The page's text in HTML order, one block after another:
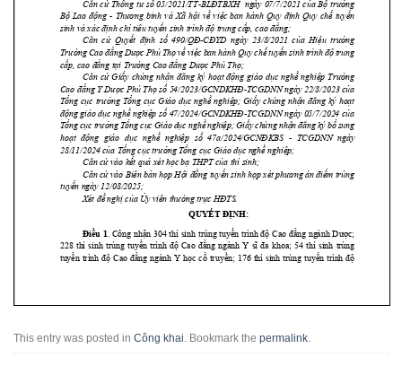
This entry was posted in Công khai . Bookmark the permalink